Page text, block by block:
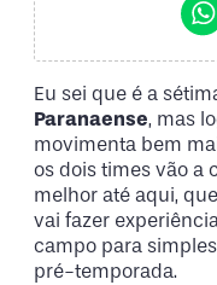
Eu sei que é a
Paranaense, mas
movimenta bem
os dois times vão a
melhor até aqui,
vai fazer
campo para
pré-temporada.